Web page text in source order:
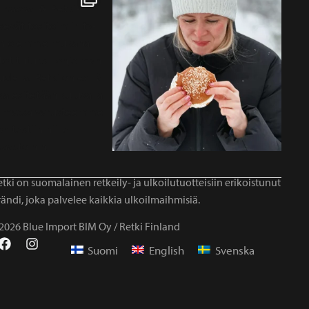
on suomalainen retkeily- ja ulkoilutuotteisiin erikoistunut
joka palvelee kaikkia ulkoilmaihmisiä.
Blue Import BIM Oy / Retki Finland
Suomi English Svenska